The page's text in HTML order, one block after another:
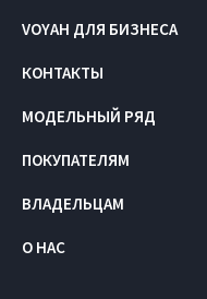
VOYAH ДЛЯ БИЗНЕСА
КОНТАКТЫ
МОДЕЛЬНЫЙ РЯД
ПОКУПАТЕЛЯМ
ВЛАДЕЛЬЦАМ
О НАС